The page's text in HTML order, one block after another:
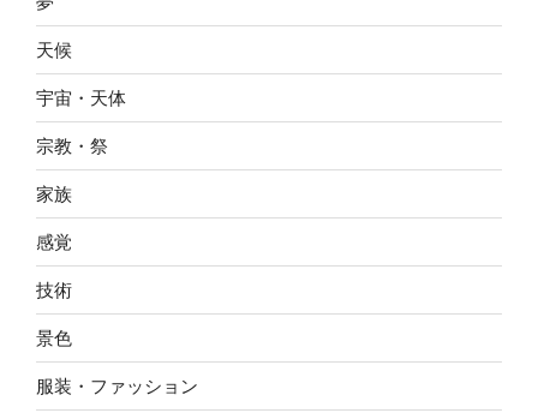
天候
宇宙・天体
宗教・祭
家族
感覚
技術
景色
服装・ファッション